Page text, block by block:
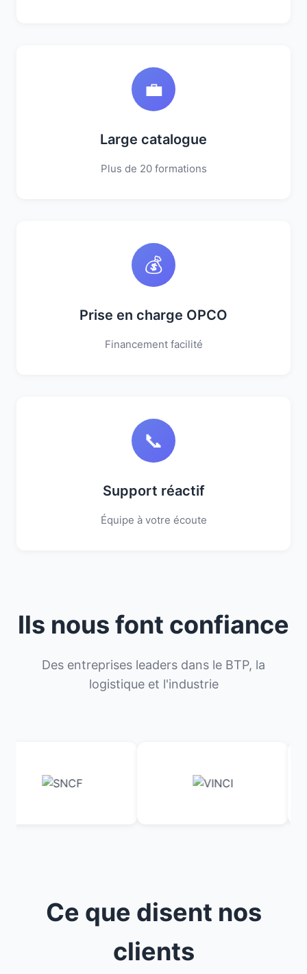
💼
Large catalogue
Plus de 20 formations
💰
Prise en charge OPCO
Financement facilité
📞
Support réactif
Équipe à votre écoute
Ils nous font confiance
Des entreprises leaders dans le BTP, la
logistique et l'industrie
Ce que disent nos
clients